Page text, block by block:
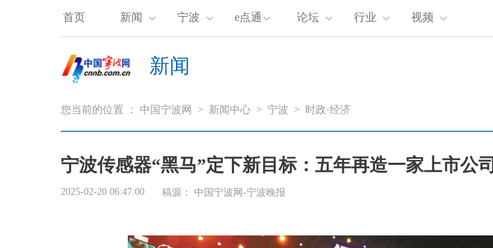
首页 新闻 宁波 e点通 论坛 行业 视频
新闻
您当前的位置 ： 中国宁波网 > 新闻中心 > 宁波 > 时政·经济
宁波传感器“黑马”定下新目标：五年再造一家上市公司
2025-02-20 06:47:00 稿源： 中国宁波网-宁波晚报